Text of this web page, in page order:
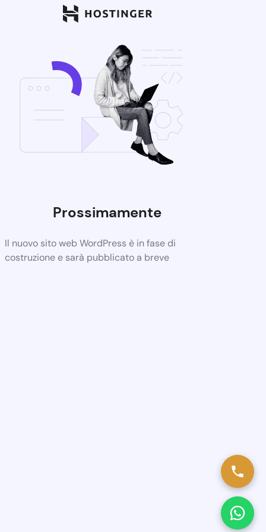
Prossimamente
Il nuovo sito web WordPress è in fase di
costruzione e sarà pubblicato a breve